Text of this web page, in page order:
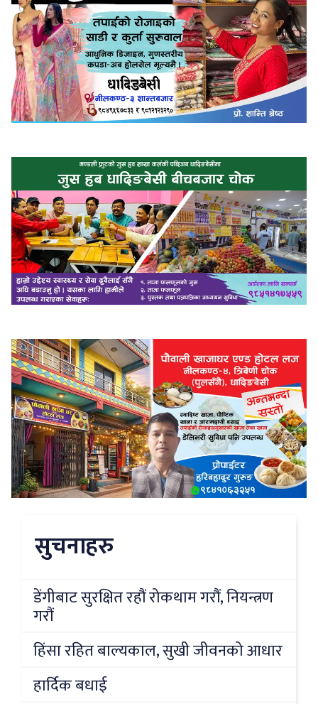
सुचनाहरु
डेंगीबाट सुरक्षित रहौं रोकथाम गरौं, नियन्त्रण
गरौं
हिंसा रहित बाल्यकाल, सुखी जीवनको आधार
हार्दिक बधाई